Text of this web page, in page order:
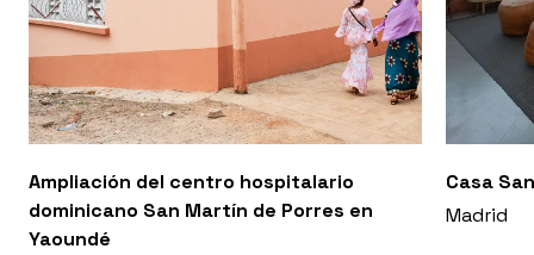
Ampliación del centro hospitalario
dominicano San Martín de Porres en
Yaoundé
Casa
Madrid